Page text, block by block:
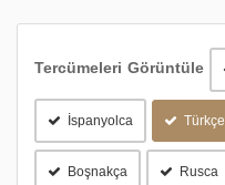
Tercümeleri Görüntüle
İspanyolca Türkçe
Boşnakça Rusca